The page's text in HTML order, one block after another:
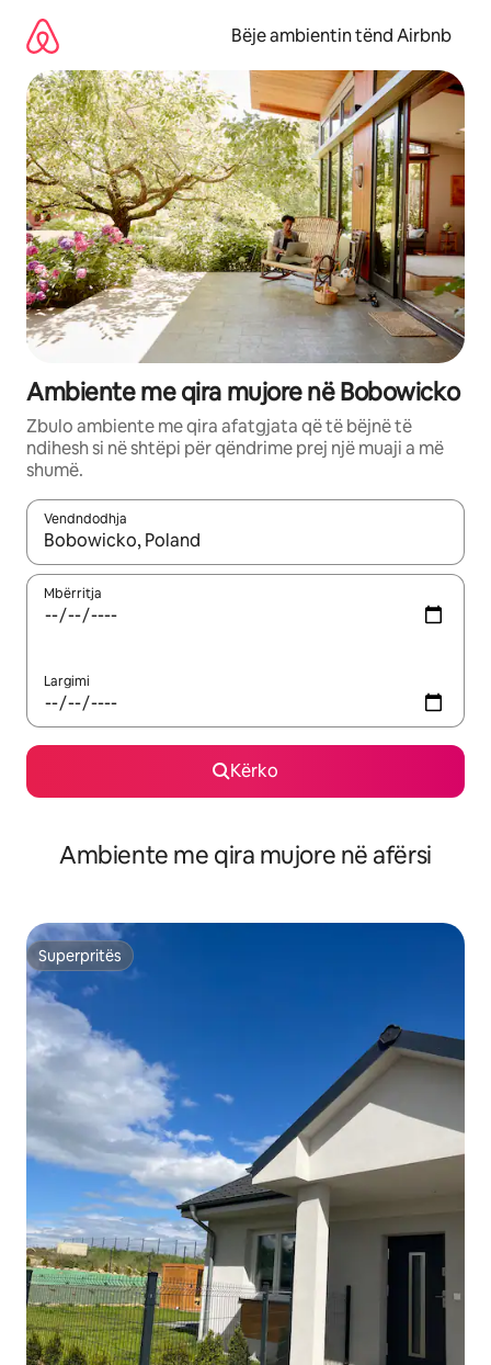
përmbajtja
Bëje ambientin tënd Airbnb
Ambiente me qira mujore në Bobowicko
Zbulo ambiente me qira afatgjata që të bëjnë të
ndihesh si në shtëpi për qëndrime prej një muaji a më
shumë.
Vendndodhja
Kur rezultatet të jenë të disponueshme, lëviz me butonat e
Mbërritja
Largimi
Kërko
Ambiente me qira mujore në afërsi
Superpritës
Superpritës